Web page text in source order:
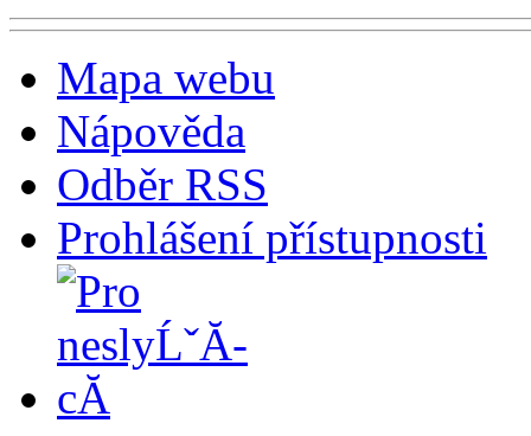
Mapa webu
Nápověda
Odběr RSS
Prohlášení přístupnosti